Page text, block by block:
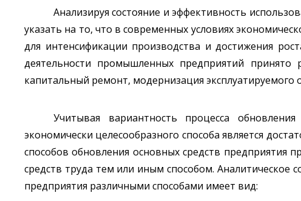
Анализируя состояние и эффективность
указать на то, что в современных условиях
для интенсификации производства и достижения
деятельности промышленных предприятий принято
капитальный ремонт, модернизация эксплуатируемого
Учитывая вариантность процесса
экономически целесообразного способа является
способов обновления основных средств предприятия
средств труда тем или иным способом.
предприятия различными способами имеет вид: